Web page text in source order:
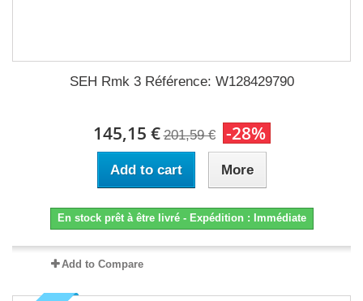
SEH Rmk 3 Référence: W128429790
145,15 € 201,59 € -28%
Add to cart More
En stock prêt à être livré - Expédition : Immédiate
Add to Compare